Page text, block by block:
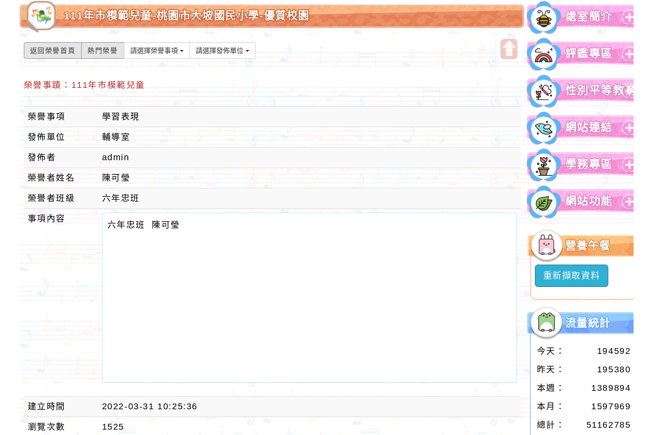
塊
111年市模範兒童:桃園市大坡國民小學-優質校園
返回榮譽首頁 熱門榮譽 請選擇榮譽事項 請選擇發佈單位
榮譽事蹟：111年市模範兒童
榮譽事項 學習表現
發佈單位 輔導室
發佈者 admin
榮譽者姓名 陳可瑩
榮譽者班級 六年忠班
事項內容
六年忠班 陳可瑩
建立時間 2022-03-31 10:25:36
瀏覽次數 1525
處室簡介
展
開
選
單
評鑑專區
展
開
選
單
性別平等教育
展
開
選
單
網站連結
展
開
選
單
學務專區
展
開
選
單
網站功能
展
選
營養午餐
重新擷取資料
流量統計
今天：
194592
昨天：
195380
本週：
1389894
本月：
1597969
總計：
51162785